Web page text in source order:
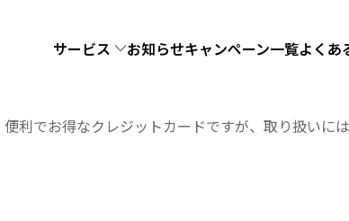
サービス お知らせキャンペーン一覧よくあ
便利でお得なクレジットカードですが、取り扱いに